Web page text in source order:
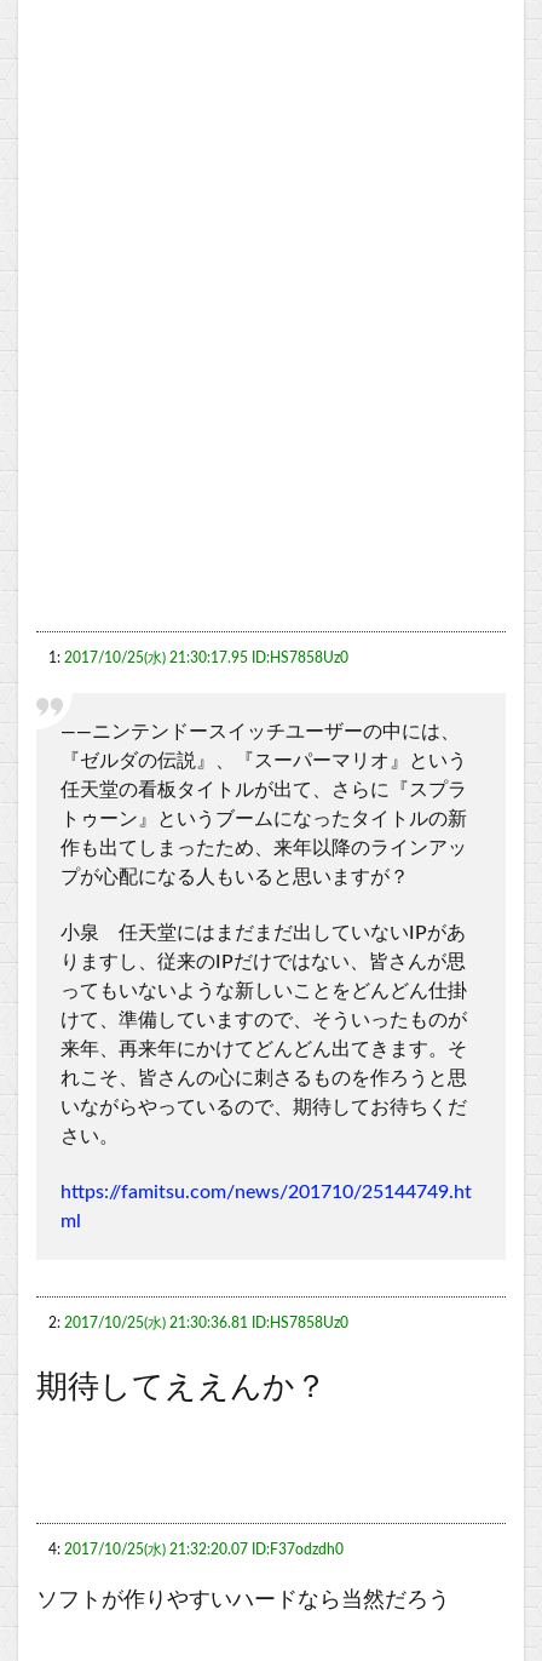
1: 2017/10/25(水) 21:30:17.95 ID:HS7858Uz0
――ニンテンドースイッチユーザーの中には、
『ゼルダの伝説』、『スーパーマリオ』という
任天堂の看板タイトルが出て、さらに『スプラ
トゥーン』というブームになったタイトルの新
作も出てしまったため、来年以降のラインアッ
プが心配になる人もいると思いますが？
小泉 任天堂にはまだまだ出していないIPがあ
りますし、従来のIPだけではない、皆さんが思
ってもいないような新しいことをどんどん仕掛
けて、準備していますので、そういったものが
来年、再来年にかけてどんどん出てきます。そ
れこそ、皆さんの心に刺さるものを作ろうと思
いながらやっているので、期待してお待ちくだ
さい。
https://famitsu.com/news/201710/25144749.ht
ml
2: 2017/10/25(水) 21:30:36.81 ID:HS7858Uz0
期待してええんか？
4: 2017/10/25(水) 21:32:20.07 ID:F37odzdh0
ソフトが作りやすいハードなら当然だろう